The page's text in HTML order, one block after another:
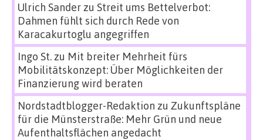
Ulrich Sanderzu Streit ums Bettelverbot:
Dahmen fühlt sich durch Rede von
Karacakurtoglu angegriffen
Ingo St.zu Mit breiter Mehrheit fürs
Mobilitätskonzept: Über Möglichkeiten der
Finanzierung wird beraten
Nordstadtblogger-Redaktion zu Zukunftspläne
für die Münsterstraße: Mehr Grün und neue
Aufenthaltsflächen angedacht